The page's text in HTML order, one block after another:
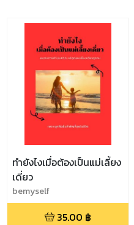
ทำยังไงเมื่อต้องเป็นแม่เลี้ยง
เดี่ยว
bemyself
35.00 ฿